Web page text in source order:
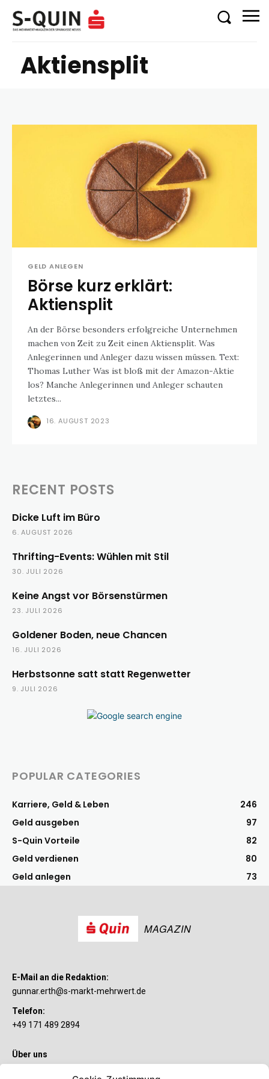
Aktiensplit
GELD ANLEGEN
Börse kurz erklärt:
Aktiensplit
An der Börse besonders erfolgreiche Unternehmen
machen von Zeit zu Zeit einen Aktiensplit. Was
Anlegerinnen und Anleger dazu wissen müssen. Text:
Thomas Luther Was ist bloß mit der Amazon-Aktie
los? Manche Anlegerinnen und Anleger schauten
letztes...
16. AUGUST 2023
RECENT POSTS
Dicke Luft im Büro
6. AUGUST 2026
Thrifting-Events: Wühlen mit Stil
30. JULI 2026
Keine Angst vor Börsenstürmen
23. JULI 2026
Goldener Boden, neue Chancen
16. JULI 2026
Herbstsonne satt statt Regenwetter
9. JULI 2026
POPULAR CATEGORIES
Karriere, Geld & Leben
246
Geld ausgeben
97
S-Quin Vorteile
82
Geld verdienen
80
Geld anlegen
73
MAGAZIN
E-Mail an die Redaktion:
gunnar.erth@s-markt-mehrwert.de
Telefon:
+49 171 489 2894
Über uns